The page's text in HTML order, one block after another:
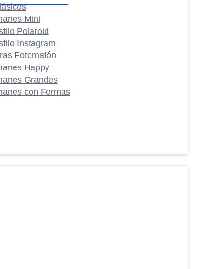
Mini
Polaroid
Instagram
Fotomatón
Happy
Grandes
con Formas